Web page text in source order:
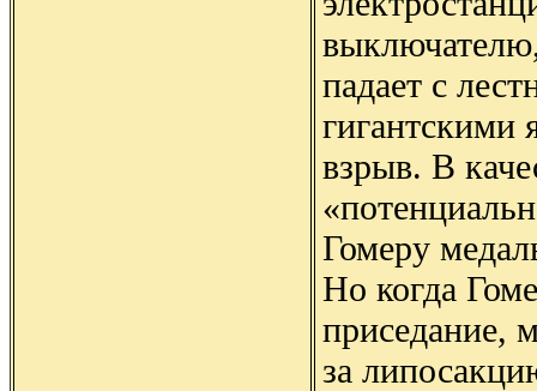
падает с
гигантскими
взрыв. В
Гомеру
Но когда
приседание,
за